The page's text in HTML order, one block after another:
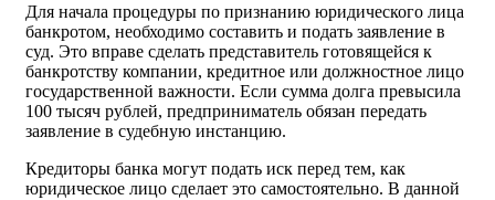
Для начала процедуры по признанию юридического лица
банкротом, необходимо составить и подать заявление в
суд. Это вправе сделать представитель готовящейся к
банкротству компании, кредитное или должностное лицо
государственной важности. Если сумма долга превысила
100 тысяч рублей, предприниматель обязан передать
заявление в судебную инстанцию.
Кредиторы банка могут подать иск перед тем, как
юридическое лицо сделает это самостоятельно. В данной